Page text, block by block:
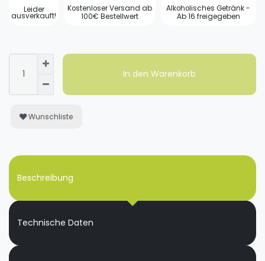
Leider
ausverkauft!
Kostenloser Versand ab
100€ Bestellwert
Alkoholisches Getränk -
Ab 16 freigegeben
In den Warenkorb
Wunschliste
Beschreibung
Technische Daten